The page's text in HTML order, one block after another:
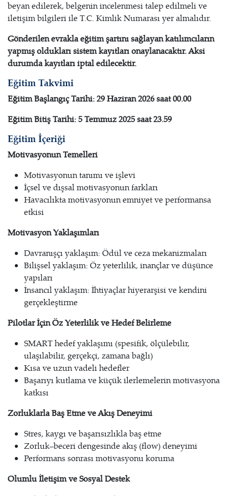
beyan edilerek, belgenin incelenmesi talep edilmeli ve
iletişim bilgileri ile T.C. Kimlik Numarası yer almalıdır.
Gönderilen evrakla eğitim şartını sağlayan katılımcıların
yapmış oldukları sistem kayıtları onaylanacaktır. Aksi
durumda kayıtları iptal edilecektir.
Eğitim Takvimi
Eğitim Başlangıç Tarihi: 29 Haziran 2026 saat 00.00
Eğitim Bitiş Tarihi: 5 Temmuz 2025 saat 23.59
Eğitim İçeriği
Motivasyonun Temelleri
Motivasyonun tanımı ve işlevi
İçsel ve dışsal motivasyonun farkları
Havacılıkta motivasyonun emniyet ve performansa
etkisi
Motivasyon Yaklaşımları
Davranışçı yaklaşım: Ödül ve ceza mekanizmaları
Bilişsel yaklaşım: Öz yeterlilik, inançlar ve düşünce
yapıları
İnsancıl yaklaşım: İhtiyaçlar hiyerarşisi ve kendini
gerçekleştirme
Pilotlar İçin Öz Yeterlilik ve Hedef Belirleme
SMART hedef yaklaşımı (spesifik, ölçülebilir,
ulaşılabilir, gerçekçi, zamana bağlı)
Kısa ve uzun vadeli hedefler
Başarıyı kutlama ve küçük ilerlemelerin motivasyona
katkısı
Zorluklarla Baş Etme ve Akış Deneyimi
Stres, kaygı ve başarısızlıkla baş etme
Zorluk–beceri dengesinde akış (flow) deneyimi
Performans sonrası motivasyonu koruma
Olumlu İletişim ve Sosyal Destek